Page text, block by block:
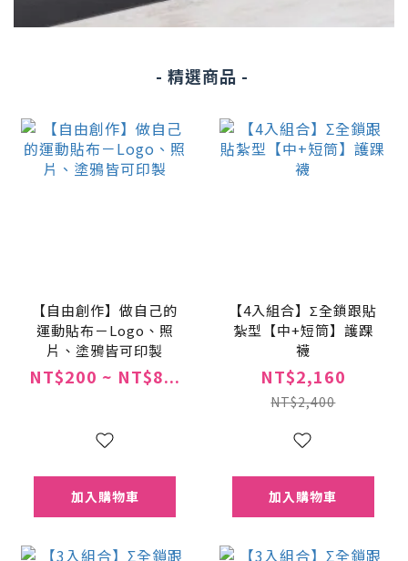
- 精選商品 -
【自由創作】做自己的
運動貼布－Logo、照
片、塗鴉皆可印製
NT$200 ~ NT$8...
加入購物車
【4入組合】Σ全鎖跟貼
紮型【中+短筒】護踝
襪
NT$2,160
NT$2,400
加入購物車